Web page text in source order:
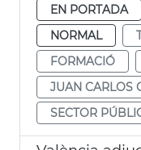
EN PORTADA
NORMAL
FORMACIÓ
JUAN CARLOS
SECTOR